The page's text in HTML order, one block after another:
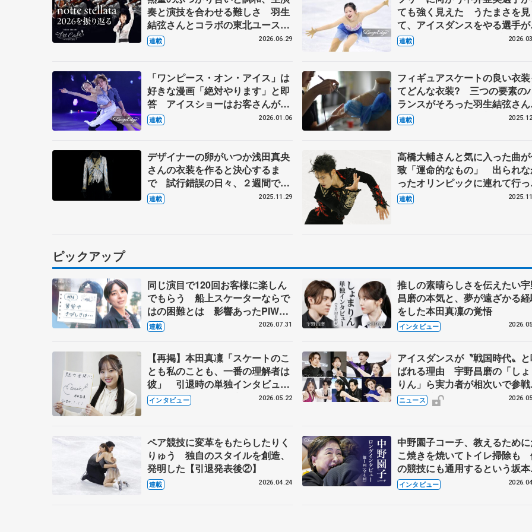
奏と演技を合わせる難しさ 羽生
結弦さんとコラボの東北ユースオ
ーケストラのメンバーに聞く
連載 2026.06.29
ても強く見えた うたまさを見
て、アイスダンスをやる選手
てきてほしい【第5回・宮本賢
表現の設計図】
連載
「ワンピース・オン・アイス」は
好きな漫画「絶対やります」と即
答 アイスショーはお客さんがメ
イン、純粋に楽しんでもらうもの
【第3回・宮本賢二 表現の設計
連載 2026.01.06
フィギュアスケートの良い衣
てどんな衣装? 三つの要素の
ランスがそろった羽生結弦さ
『ボレロ』 伊藤聡美さんに聞
（中）
連載
デザイナーの卵がいつか浅田真央
さんの衣装を作ると決心するま
で 試行錯誤の日々、２週間で仕
上げた羽生結弦さんの『オペラ座
の怪人』 伊藤聡美さんインタビ
連載 2025.11.29
高橋大輔さんと気に入った曲
致「運命的なもの」 出られな
ったオリンピックに連れて行
もらった 鈴木明子さんのSP
振り付け「演技中は泣いてい
連載
ピックアップ
同じ演目で120回お客様に楽しん
でもらう 船上スケーターならで
はの困難とは 影響あったPIW前
キャプテン松永さんの存在
連載 2026.07.31
推しの素晴らしさを伝えたい
昌磨の本気と、夢が遠ざかる
をした本田真凜の覚悟
インタビュー
【再掲】本田真凜「スケートのこ
とも私のことも、一番の理解者は
彼」 引退時の単独インタビュー
で語った競技人生や家族、恋人、
これからの夢…
インタビュー 2026.05.22
アイスダンスが〝戦国時代〟
ばれる理由 宇野昌磨の「しょ
りん」ら実力者が相次いで参
国内の競争激化
ニュース
ペア競技に変革をもたらしたりく
りゅう 独自のスタイルを創造、
発明した【引退発表後②】
連載 2026.04.24
中野園子コーチ、教えるため
こ焼きを焼いてトイレ掃除も
の競技にも通用するという坂
織の筋肉
インタビュー